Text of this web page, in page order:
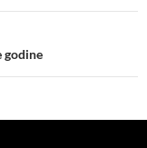
godine